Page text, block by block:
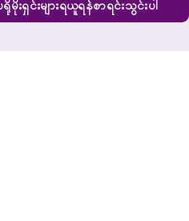
ရိုမိုးရှင်းများရယူရန်စာရင်းသွင်းပါ